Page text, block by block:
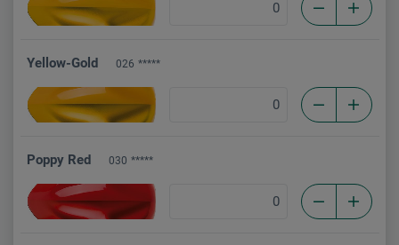
Yellow-Gold 026 *****
Poppy Red 030 *****